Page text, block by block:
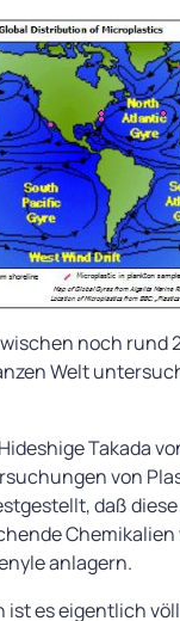
noch rund
Welt
Takada
von
daß
Chemikalien
anlagern.
ist es eigentlich